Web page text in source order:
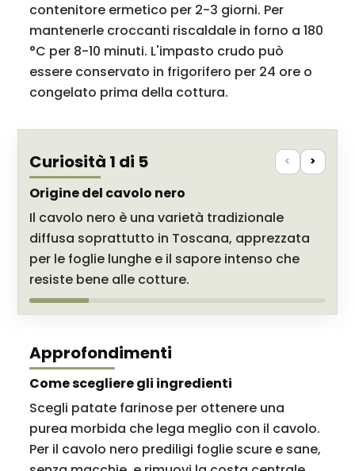
contenitore ermetico per 2-3 giorni. Per
mantenerle croccanti riscaldale in forno a 180
°C per 8-10 minuti. L'impasto crudo può
essere conservato in frigorifero per 24 ore o
congelato prima della cottura.
Curiosità 1 di 5 < >
Origine del cavolo nero
Il cavolo nero è una varietà tradizionale
diffusa soprattutto in Toscana, apprezzata
per le foglie lunghe e il sapore intenso che
resiste bene alle cotture.
Approfondimenti
Come scegliere gli ingredienti
Scegli patate farinose per ottenere una
purea morbida che lega meglio con il cavolo.
Per il cavolo nero prediligi foglie scure e sane,